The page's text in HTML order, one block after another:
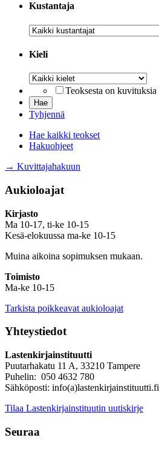
Kustantaja
Kustantaja
Kieli
Kieli
Teoksesta on kuvituksia
Tyhjennä
Hae kaikki teokset
Hakuohjeet
→ Kuvittajahakuun
Aukioloajat
Kirjasto
Ma 10-17, ti-ke 10-15
Kesä-elokuussa ma-ke 10-15
Muina aikoina sopimuksen mukaan.
Toimisto
Ma-ke 10-15
Tarkista poikkeavat aukioloajat
Yhteystiedot
Lastenkirjainstituutti
Puutarhakatu 11 A, 33210 Tampere
Puhelin: 050 4632 780
Sähköposti: info(a)lastenkirjainstituutti.fi
Tilaa Lastenkirjainstituutin uutiskirje
Seuraa